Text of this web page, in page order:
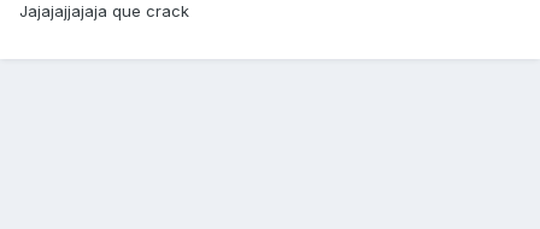
Jajajajjajaja que crack